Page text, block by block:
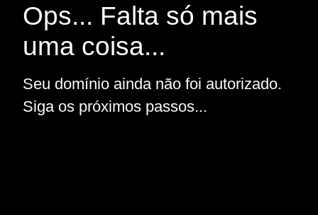
Ops... Falta só mais
uma coisa...
Seu domínio ainda não foi autorizado.
Siga os próximos passos...